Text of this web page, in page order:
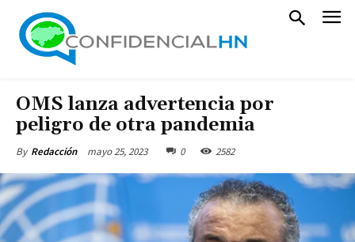
OMS lanza advertencia por
peligro de otra pandemia
By Redacción mayo 25, 2023 0 2582